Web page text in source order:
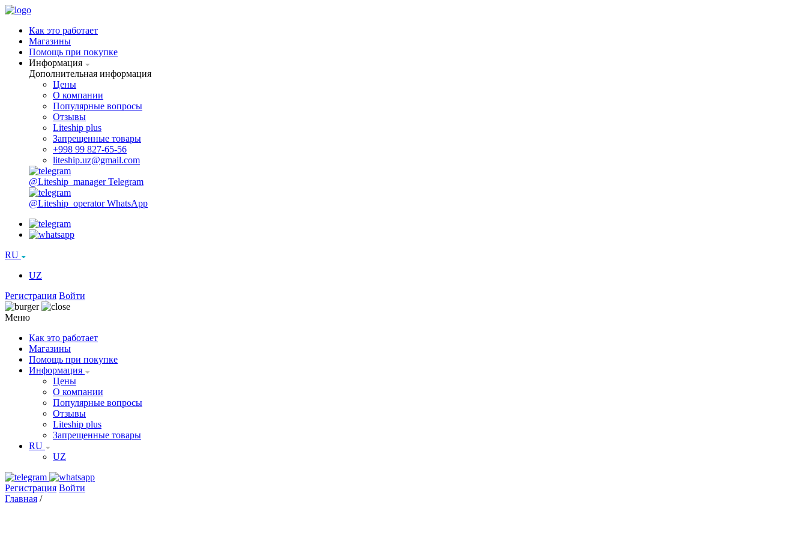
Как это работает
Магазины
Помощь при покупке
Информация
Дополнительная информация
Цены
О компании
Популярные вопросы
Отзывы
Liteship plus
Запрещенные товары
+998 99 827-65-56
liteship.uz@gmail.com
@Liteship_manager Telegram
@Liteship_operator WhatsApp
RU
UZ
Регистрация Войти
Меню
Как это работает
Магазины
Помощь при покупке
Информация
Цены
О компании
Популярные вопросы
Отзывы
Liteship plus
Запрещенные товары
RU
UZ
Регистрация Войти
Главная /